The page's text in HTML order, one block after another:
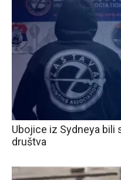
Ubojice iz Sydneya bili
društva